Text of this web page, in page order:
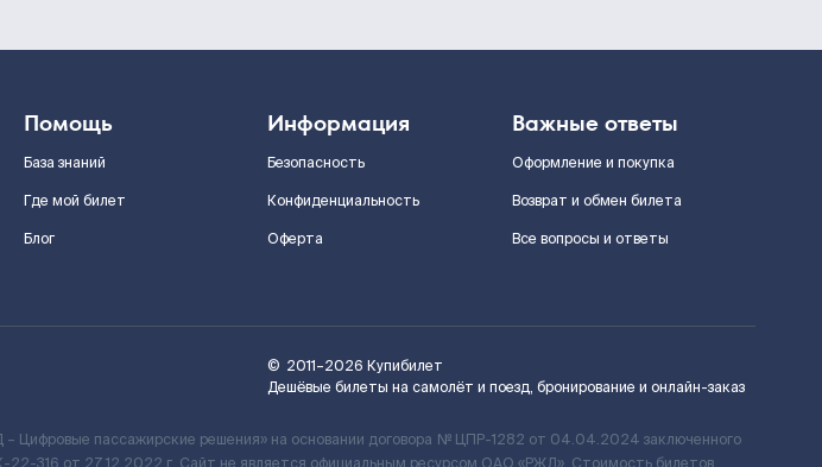
Помощь
База знаний
Где мой билет
Блог
Информация
Безопасность
Конфиденциальность
Оферта
Важные ответы
Оформление и покупка
Возврат и обмен билета
Все вопросы и ответы
© 2011–2026 Купибилет
Дешёвые билеты на самолёт и поезд, бронирование и онлайн-заказ
пассажирские решения» на основании договора № ЦПР-1282 от 04.04.2024 заключенного